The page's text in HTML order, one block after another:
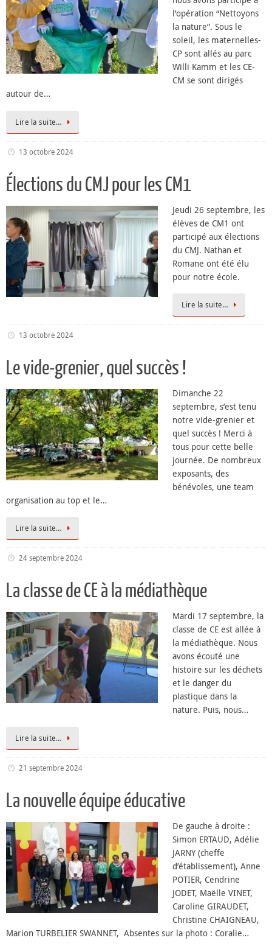
l’opération “Nettoyons
la nature”. Sous le
soleil, les maternelles-
CP sont allés au parc
Willi Kamm et les CE-
CM se sont dirigés
autour de…
Lire la suite…
13 octobre 2024
Élections du CMJ pour les CM1
Jeudi 26 septembre, les
élèves de CM1 ont
participé aux élections
du CMJ. Nathan et
Romane ont été élu
pour notre école.
Lire la suite…
13 octobre 2024
Le vide-grenier, quel succès !
Dimanche 22
septembre, s’est tenu
notre vide-grenier et
quel succès ! Merci à
tous pour cette belle
journée. De nombreux
exposants, des
bénévoles, une team
organisation au top et le…
Lire la suite…
24 septembre 2024
La classe de CE à la médiathèque
Mardi 17 septembre, la
classe de CE est allée à
la médiathèque. Nous
avons écouté une
histoire sur les déchets
et le danger du
plastique dans la
nature. Puis, nous…
Lire la suite…
21 septembre 2024
La nouvelle équipe éducative
De gauche à droite :
Simon ERTAUD, Adélie
JARNY (cheffe
d’établissement), Anne
POTIER, Cendrine
JODET, Maëlle VINET,
Caroline GIRAUDET,
Christine CHAIGNEAU,
Marion TURBELIER SWANNET, Absentes sur la photo : Coralie…